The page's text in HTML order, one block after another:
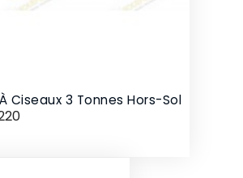
Ciseaux 3 Tonnes Hors-Sol